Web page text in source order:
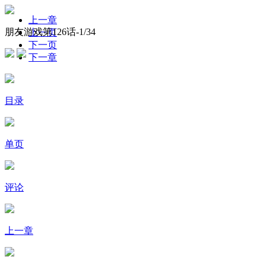
朋友游戏第126话-1/34
上一章
上一页
下一页
下一章
目录
单页
评论
上一章